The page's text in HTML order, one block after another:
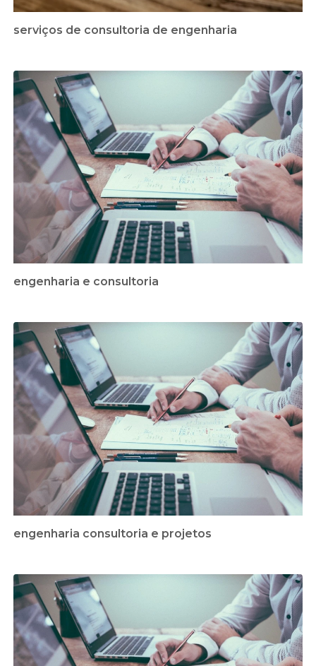
serviços de consultoria de engenharia
engenharia e consultoria
engenharia consultoria e projetos